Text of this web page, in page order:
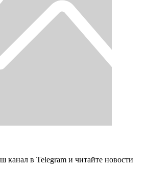
канал в Telegram и читайте новости